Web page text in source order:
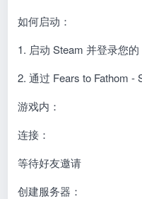
如何启动：
1. 启动 Steam 并登录您的
2. 通过 Fears to Fathom -
游戏内：
连接：
等待好友邀请
创建服务器：